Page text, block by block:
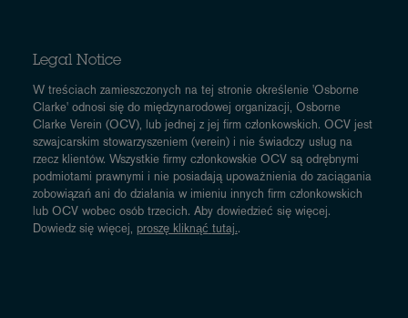
Legal Notice
W treściach zamieszczonych na tej stronie określenie 'Osborne
Clarke' odnosi się do międzynarodowej organizacji, Osborne
Clarke Verein (OCV), lub jednej z jej firm członkowskich. OCV jest
szwajcarskim stowarzyszeniem (verein) i nie świadczy usług na
rzecz klientów. Wszystkie firmy członkowskie OCV są odrębnymi
podmiotami prawnymi i nie posiadają upoważnienia do zaciągania
zobowiązań ani do działania w imieniu innych firm członkowskich
lub OCV wobec osób trzecich. Aby dowiedzieć się więcej.
Dowiedz się więcej, proszę kliknąć tutaj..